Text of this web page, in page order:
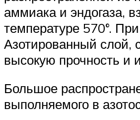
аммиака и эндогаза,
температуре 570°.
Азотированный слой,
высокую прочность и
Большое
выполняемого в